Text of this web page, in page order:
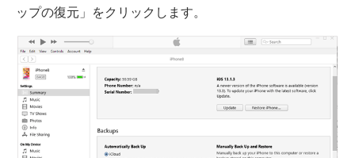
ップの復元」をクリックします。